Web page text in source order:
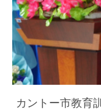
カントー市教育